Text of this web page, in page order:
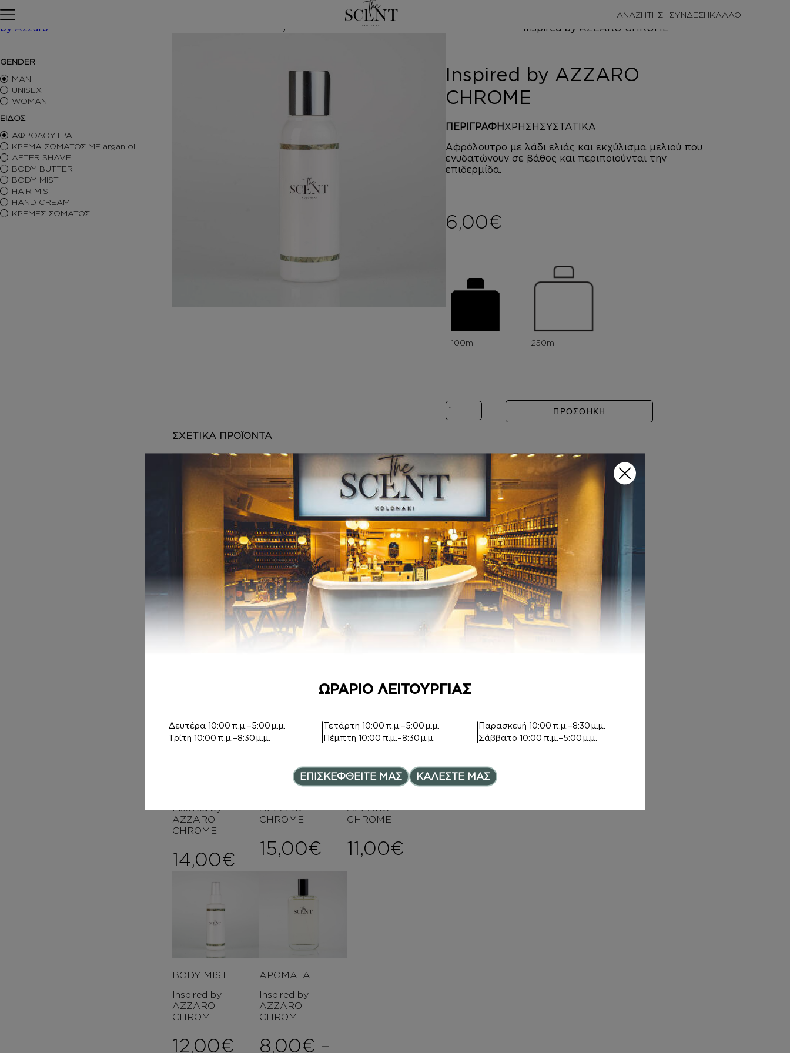
ΑΝΑΖΗΤΗΣΗΣΥΝΔΕΣΗ
ΑΡΩΜΑΤΑ ΤΥΠΟΥ
ΑΦΡΟΛΟΥΤΡΑ
ΚΡΕΜΕΣ ΣΩΜΑΤΟΣ
BODY BUTTER
BODY MIST
AFTER SHAVE
BODY SORBET – AFTER SUN
HAIR OILS
SHIMMERING BODY OIL
SKINCARE
ΑΝΤΙΣΗΠΤΙΚΑ
ΑΡΩΜΑΤΙΚΑ ΚΕΡΙΑ – DIFFUSERS
/
ΠΕΡΙΠΟΙΗΣΗ
/
by Azzaro / Inspired by AZZARO CHROME
Inspired by AZZARO
CHROME
ΠΕΡΙΓΡΑΦΗ ΧΡΗΣΗ ΣΥΣΤΑΤΙΚΑ
Αφρόλουτρο με λάδι ελιάς και εκχύλισμα μελιού που
ενυδατώνουν σε βάθος και περιποιούνται την
επιδερμίδα.
6,00€
GENDER
MAN
UNISEX
WOMAN
ΕΙΔΟΣ
ΑΦΡΟΛΟΥΤΡΑ
ΚΡΕΜΑ ΣΩΜΑΤΟΣ ΜΕ argan oil
AFTER SHAVE
BODY BUTTER
BODY MIST
HAIR MIST
HAND CREAM
ΚΡΕΜΕΣ ΣΩΜΑΤΟΣ
Inspired by AZZARO CHROME ποσότητα
ΠΡΟΣΘΗΚΗ
ΣΧΕΤΙΚΑ ΠΡΟΪΟΝΤΑ
ΚΡΕΜΕΣ ΣΩΜΑΤ
Inspired by
AZZARO
CHROME
7,00€ –
HAND CREAM
Inspired by
AZZARO
CHROME
7,50€
AFTER SHAVE
Inspired by
AZZARO
CHROME
13,00€
Inspired by
AZZARO
CHROME
14,00€
BODY BUTTER
AZZARO
CHROME
15,00€
HAIR MIST
AZZARO
CHROME
11,00€
BODY MIST
Inspired by
AZZARO
CHROME
12,00€
ΑΡΩΜΑΤΑ
Inspired by
AZZARO
CHROME
8,00€ –
ΩΡΑΡΙΟ ΛΕΙΤΟΥΡΓΙΑΣ
Δευτέρα 10:00 π.μ.–5:00 μ.μ.
Τρίτη 10:00 π.μ.–8:30 μ.μ.
Τετάρτη10:00 π.μ.–5:00 μ.μ.
Πέμπτη10:00 π.μ.–8:30 μ.μ.
Παρασκευή 10:00 π.μ.–8:30 μ.μ.
Σάββατο 10:00 π.μ.–5:00 μ.μ.
ΕΠΙΣΚΕΦΘΕΙΤΕ ΜΑΣ ΚΑΛΕΣΤΕ ΜΑΣ